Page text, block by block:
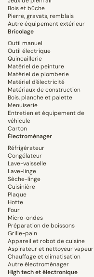
Bois et bûche
Pierre, gravats, remblais
Autre équipement extérieur
Bricolage
Outil manuel
Outil électrique
Quincaillerie
Matériel de peinture
Matériel de plomberie
Matériel d'électricité
Matériaux de construction
Bois, planche et palette
Menuiserie
Entretien et équipement de
véhicule
Carton
Électroménager
Réfrigérateur
Congélateur
Lave-vaisselle
Lave-linge
Sèche-linge
Cuisinière
Plaque
Hotte
Four
Micro-ondes
Préparation de boissons
Grille-pain
Appareil et robot de cuisine
Aspirateur et nettoyeur vapeur
Chauffage et climatisation
Autre électroménager
High tech et électronique